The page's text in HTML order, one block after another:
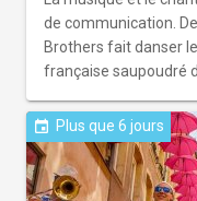
avec le groupe
animation musicale
août ouverture à 18h
de communication.
Brothers fait danser
française saupoudré
préparé les Silver
de Thionville qui
d'intempéries, le
Thionville.
event Plus que 6 jours